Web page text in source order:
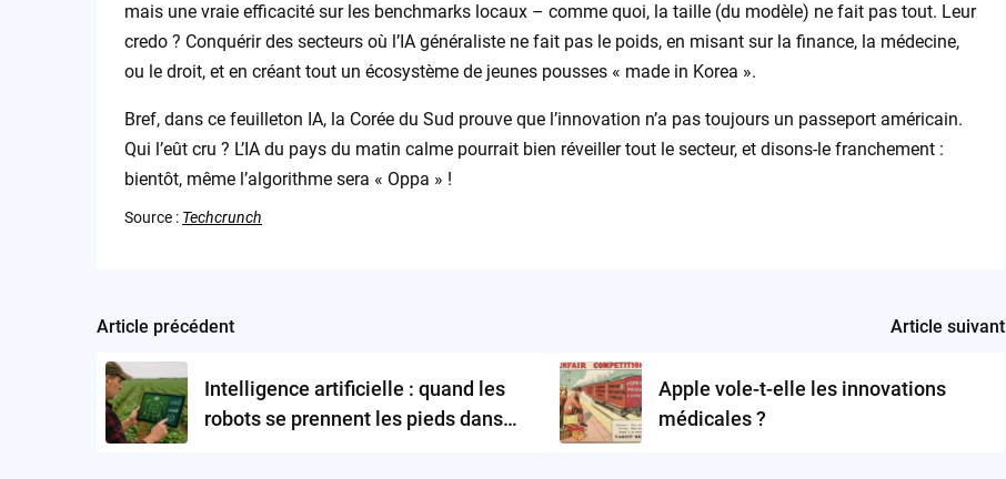
mais une vraie efficacité sur les benchmarks locaux – comme quoi, la taille (du modèle) ne fait pas tout. Leur
credo ? Conquérir des secteurs où l’IA généraliste ne fait pas le poids, en misant sur la finance, la médecine,
ou le droit, et en créant tout un écosystème de jeunes pousses « made in Korea ».
Bref, dans ce feuilleton IA, la Corée du Sud prouve que l’innovation n’a pas toujours un passeport américain.
Qui l’eût cru ? L’IA du pays du matin calme pourrait bien réveiller tout le secteur, et disons-le franchement :
bientôt, même l’algorithme sera « Oppa » !
Source : Techcrunch
Post
navigation
Article précédent
Intelligence artificielle : quand les
robots se prennent les pieds dans
Article suivant
Apple vole-t-elle les innovations
médicales ?